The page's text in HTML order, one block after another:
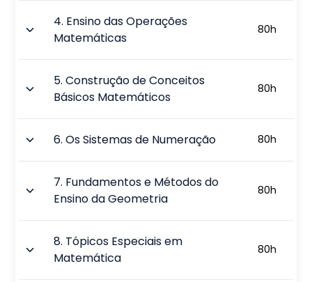
4. Ensino das Operações
Matemáticas
80h
5.Construção de Conceitos
Básicos Matemáticos
80h
6.Os Sistemas de Numeração 80h
7. Fundamentos e Métodos do
Ensino da Geometria
80h
8. Tópicos Especiais em
Matemática
80h